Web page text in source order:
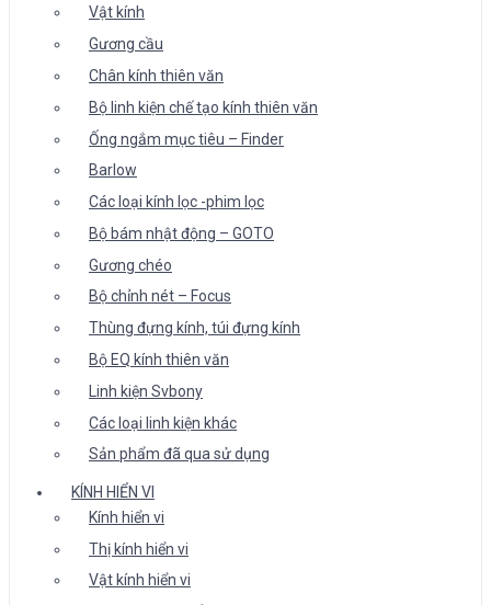
Vật kính
Gương cầu
Chân kính thiên văn
Bộ linh kiện chế tạo kính thiên văn
Ống ngắm mục tiêu – Finder
Barlow
Các loại kính lọc -phim lọc
Bộ bám nhật động – GOTO
Gương chéo
Bộ chỉnh nét – Focus
Thùng đựng kính, túi đựng kính
Bộ EQ kính thiên văn
Linh kiện Svbony
Các loại linh kiện khác
Sản phẩm đã qua sử dụng
KÍNH HIỂN VI
Kính hiển vi
Thị kính hiển vi
Vật kính hiển vi